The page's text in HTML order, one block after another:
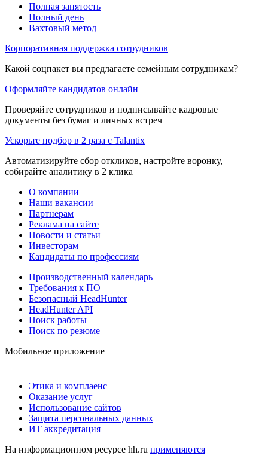
Полная занятость
Полный день
Вахтовый метод
Корпоративная поддержка сотрудников
Какой соцпакет вы предлагаете семейным сотрудникам?
Оформляйте кандидатов онлайн
Проверяйте сотрудников и подписывайте кадровые
документы без бумаг и личных встреч
Ускорьте подбор в 2 раза с Talantix
Автоматизируйте сбор откликов, настройте воронку,
собирайте аналитику в 2 клика
О компании
Наши вакансии
Партнерам
Реклама на сайте
Новости и статьи
Инвесторам
Кандидаты по профессиям
Производственный календарь
Требования к ПО
Безопасный HeadHunter
HeadHunter API
Поиск работы
Поиск по резюме
Мобильное приложение
Этика и комплаенс
Оказание услуг
Использование сайтов
Защита персональных данных
ИТ аккредитация
На информационном ресурсе hh.ru применяются